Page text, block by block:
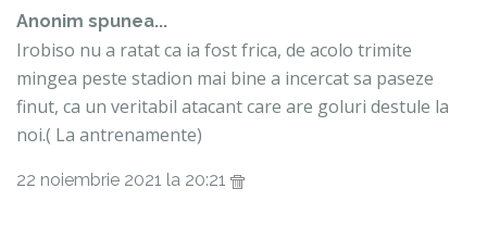
Anonim spunea...
Irobiso nu a ratat ca ia fost frica, de acolo trimite
mingea peste stadion mai bine a incercat sa paseze
finut, ca un veritabil atacant care are goluri destule la
noi.( La antrenamente)
22 noiembrie 2021 la 20:21